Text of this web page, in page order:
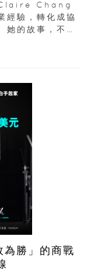
Claire Chang
經驗，轉化成協
她的故事，不只
勝」的商戰